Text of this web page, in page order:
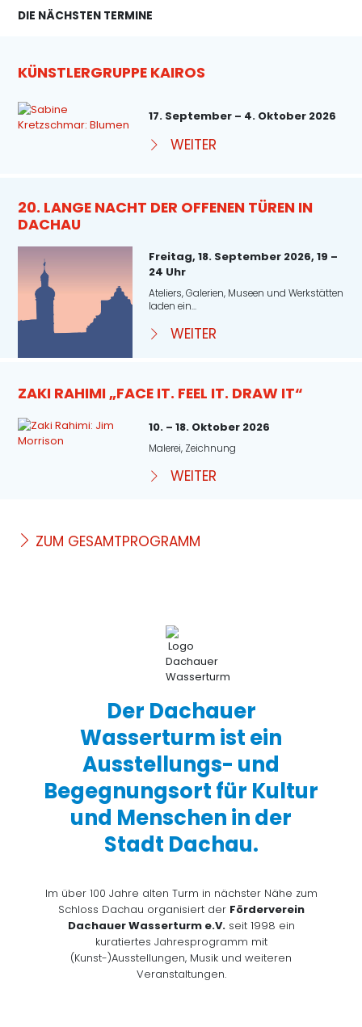
DIE NÄCHSTEN TERMINE
KÜNSTLERGRUPPE KAIROS
17. September – 4. Oktober 2026
WEITER
20. LANGE NACHT DER OFFENEN TÜREN IN
DACHAU
Freitag, 18. September 2026, 19 –
24 Uhr
Ateliers, Galerien, Museen und Werkstätten
laden ein...
WEITER
ZAKI RAHIMI „FACE IT. FEEL IT. DRAW IT“
10. – 18. Oktober 2026
Malerei, Zeichnung
WEITER
ZUM GESAMTPROGRAMM
Der Dachauer
Wasserturm ist ein
Ausstellungs- und
Begegnungsort für Kultur
und Menschen in der
Stadt Dachau.
Im über 100 Jahre alten Turm in nächster Nähe zum
Schloss Dachau organisiert der Förderverein
Dachauer Wasserturm e.V.seit 1998 ein
kuratiertes Jahresprogramm mit
(Kunst-)Ausstellungen, Musik und weiteren
Veranstaltungen.